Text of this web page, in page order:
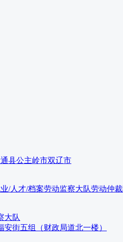
县公主岭市双辽市
/人才/档案劳动监察大队劳动仲裁
大队
街五组（财政局道北一楼）